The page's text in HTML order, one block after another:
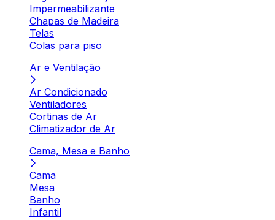
Impermeabilizante
Chapas de Madeira
Telas
Colas para piso
Ar e Ventilação
Ar Condicionado
Ventiladores
Cortinas de Ar
Climatizador de Ar
Cama, Mesa e Banho
Cama
Mesa
Banho
Infantil